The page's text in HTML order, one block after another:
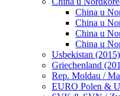
China u
China u
China u
China u
Usbekistan (2015)
Griechenland
Rep. Moldau /
EURO Polen &